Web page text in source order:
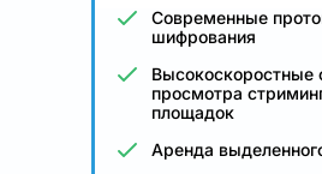
Современные
шифрования
Высокоскоростные
просмотра
площадок
Аренда